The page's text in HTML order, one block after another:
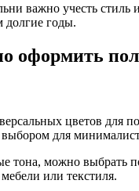
важно учесть
годы.
оформить
цветов для
для
тона, можно выбрать
или текстиля.